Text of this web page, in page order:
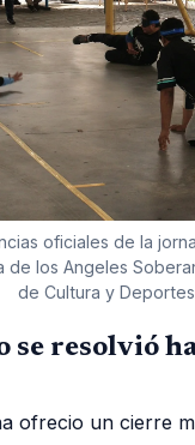
oficiales de la
de los Angeles
de Cultura y
se resolvió
ofrecio un cierre